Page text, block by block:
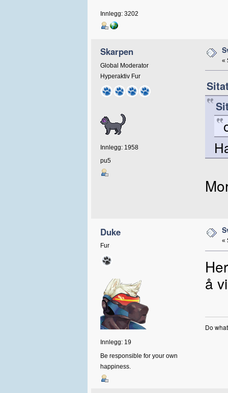
Innlegg: 3202
Skarpen
Global Moderator
Hyperaktiv Fur
Innlegg: 1958
pu5
«
Duke
Fur
Innlegg: 19
Be responsible for your own
happiness.
«
å
Do